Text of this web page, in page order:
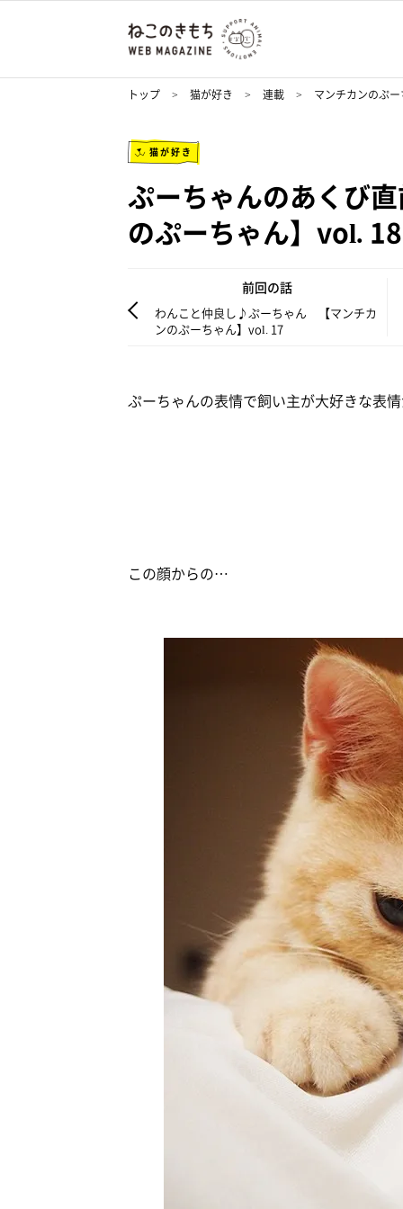
トップ 猫が好き 連載 マンチカンのぷ
猫が好き
ぷーちゃんのあくび
のぷーちゃん】vol. 18
前回の話
わんこと仲良し♪ぷーちゃん 【マンチカ
ンのぷーちゃん】vol. 17
ぷーちゃんの表情で飼い主が大好きな表
この顔からの…